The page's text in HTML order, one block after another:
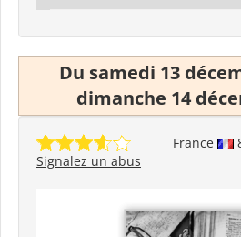
Du samedi 13
dimanche 14
France
Signalez un abus